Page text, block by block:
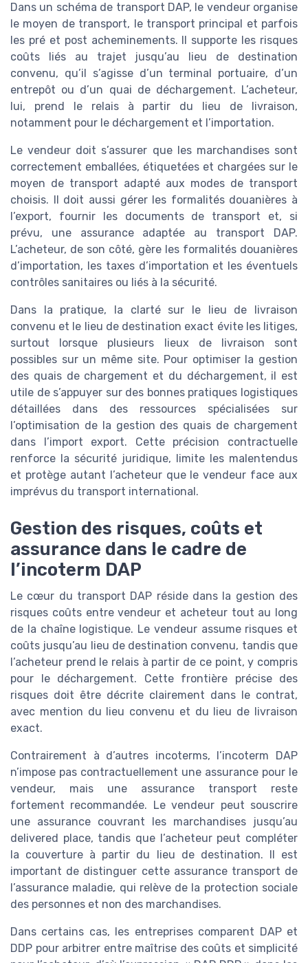
Dans un schéma de transport DAP, le vendeur organise
le moyen de transport, le transport principal et parfois
les pré et post acheminements. Il supporte les risques
coûts liés au trajet jusqu’au lieu de destination
convenu, qu’il s’agisse d’un terminal portuaire, d’un
entrepôt ou d’un quai de déchargement. L’acheteur,
lui, prend le relais à partir du lieu de livraison,
notamment pour le déchargement et l’importation.
Le vendeur doit s’assurer que les marchandises sont
correctement emballées, étiquetées et chargées sur le
moyen de transport adapté aux modes de transport
choisis. Il doit aussi gérer les formalités douanières à
l’export, fournir les documents de transport et, si
prévu, une assurance adaptée au transport DAP.
L’acheteur, de son côté, gère les formalités douanières
d’importation, les taxes d’importation et les éventuels
contrôles sanitaires ou liés à la sécurité.
Dans la pratique, la clarté sur le lieu de livraison
convenu et le lieu de destination exact évite les litiges,
surtout lorsque plusieurs lieux de livraison sont
possibles sur un même site. Pour optimiser la gestion
des quais de chargement et du déchargement, il est
utile de s’appuyer sur des bonnes pratiques logistiques
détaillées dans des ressources spécialisées sur
l’optimisation de la gestion des quais de chargement
dans l’import export. Cette précision contractuelle
renforce la sécurité juridique, limite les malentendus
et protège autant l’acheteur que le vendeur face aux
imprévus du transport international.
Gestion des risques, coûts et
assurance dans le cadre de
l’incoterm DAP
Le cœur du transport DAP réside dans la gestion des
risques coûts entre vendeur et acheteur tout au long
de la chaîne logistique. Le vendeur assume risques et
coûts jusqu’au lieu de destination convenu, tandis que
l’acheteur prend le relais à partir de ce point, y compris
pour le déchargement. Cette frontière précise des
risques doit être décrite clairement dans le contrat,
avec mention du lieu convenu et du lieu de livraison
exact.
Contrairement à d’autres incoterms, l’incoterm DAP
n’impose pas contractuellement une assurance pour le
vendeur, mais une assurance transport reste
fortement recommandée. Le vendeur peut souscrire
une assurance couvrant les marchandises jusqu’au
delivered place, tandis que l’acheteur peut compléter
la couverture à partir du lieu de destination. Il est
important de distinguer cette assurance transport de
l’assurance maladie, qui relève de la protection sociale
des personnes et non des marchandises.
Dans certains cas, les entreprises comparent DAP et
DDP pour arbitrer entre maîtrise des coûts et simplicité